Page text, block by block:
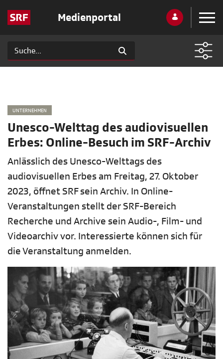
Medienportal
UNTERNEHMEN
Unesco-Welttag des audiovisuellen
Erbes: Online-Besuch im SRF-Archiv
Anlässlich des Unesco-Welttags des
audiovisuellen Erbes am Freitag, 27. Oktober
2023, öffnet SRF sein Archiv. In Online-
Veranstaltungen stellt der SRF-Bereich
Recherche und Archive sein Audio-, Film- und
Videoarchiv vor. Interessierte können sich für
die Veranstaltung anmelden.